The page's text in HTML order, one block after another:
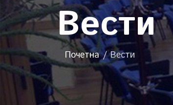
Вести
Почетна Вести